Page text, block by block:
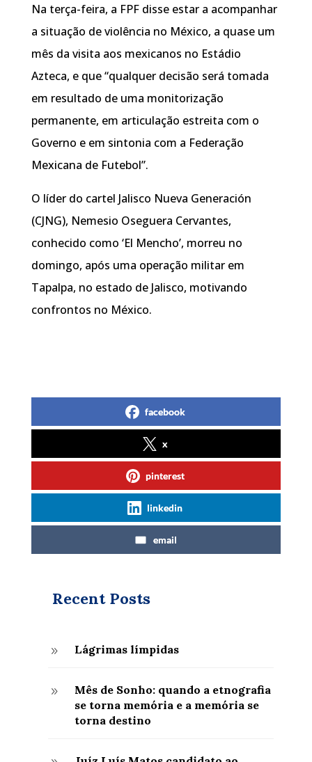
Na terça-feira, a FPF disse estar a acompanhar
a situação de violência no México, a quase um
mês da visita aos mexicanos no Estádio
Azteca, e que “qualquer decisão será tomada
em resultado de uma monitorização
permanente, em articulação estreita com o
Governo e em sintonia com a Federação
Mexicana de Futebol”.
O líder do cartel Jalisco Nueva Generación
(CJNG), Nemesio Oseguera Cervantes,
conhecido como ‘El Mencho’, morreu no
domingo, após uma operação militar em
Tapalpa, no estado de Jalisco, motivando
confrontos no México.
facebook
x
pinterest
linkedin
email
Recent Posts
9 Lágrimas límpidas
9
Mês de Sonho: quando a etnografia
se torna memória e a memória se
torna destino